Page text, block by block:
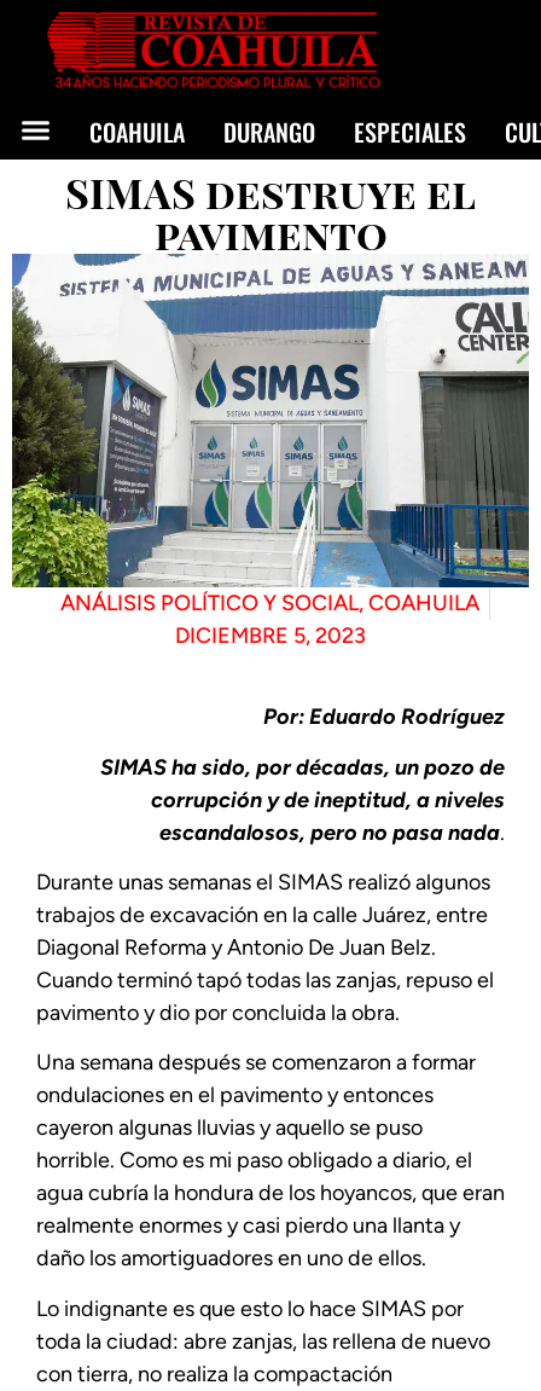
COAHUILA DURANGO ESPECIALES
SIMAS destruye el
pavimento
ANÁLISIS POLÍTICO Y SOCIAL,COAHUILA
DICIEMBRE 5, 2023
Por: Eduardo Rodríguez
SIMAS ha sido, por décadas, un pozo de
corrupción y de ineptitud, a niveles
escandalosos, pero no pasa nada.
Durante unas semanas el SIMAS realizó algunos
trabajos de excavación en la calle Juárez, entre
Diagonal Reforma y Antonio De Juan Belz.
Cuando terminó tapó todas las zanjas, repuso el
pavimento y dio por concluida la obra.
Una semana después se comenzaron a formar
ondulaciones en el pavimento y entonces
cayeron algunas lluvias y aquello se puso
horrible. Como es mi paso obligado a diario, el
agua cubría la hondura de los hoyancos, que eran
realmente enormes y casi pierdo una llanta y
daño los amortiguadores en uno de ellos.
Lo indignante es que esto lo hace SIMAS por
toda la ciudad: abre zanjas, las rellena de nuevo
con tierra, no realiza la compactación